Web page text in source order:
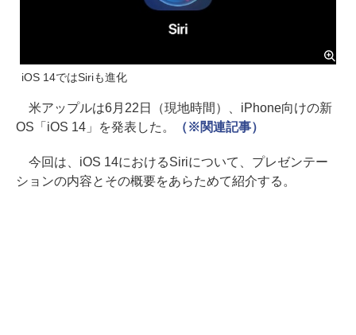
iOS 14ではSiriも進化
米アップルは6月22日（現地時間）、iPhone向けの新
OS「iOS 14」を発表した。
（※関連記事）
今回は、iOS 14におけるSiriについて、プレゼンテー
ションの内容とその概要をあらためて紹介する。